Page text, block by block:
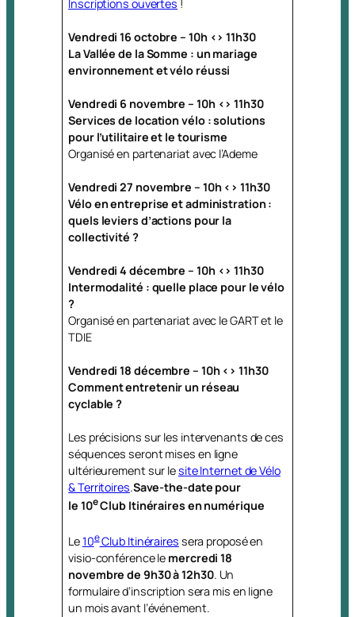
Inscriptions ouvertes !
Vendredi 16 octobre – 10h <> 11h30
La Vallée de la Somme : un mariage
environnement et vélo réussi
Vendredi 6 novembre – 10h <> 11h30
Services de location vélo : solutions
pour l’utilitaire et le tourisme
Organisé en partenariat avec l’Ademe
Vendredi 27 novembre – 10h <> 11h30
Vélo en entreprise et administration :
quels leviers d’actions pour la
collectivité ?
Vendredi 4 décembre – 10h <> 11h30
Intermodalité : quelle place pour le vélo
?
Organisé en partenariat avec le GART et le
TDIE
Vendredi 18 décembre – 10h <> 11h30
Comment entretenir un réseau
cyclable ?
Les précisions sur les intervenants de ces
séquences seront mises en ligne
ultérieurement sur lesite Internet de Vélo
& Territoires.Save-the-date pour
le 10eClub Itinéraires en numérique
Le10eClub Itinéraires sera proposé en
visio-conférence le mercredi 18
novembre de 9h30 à 12h30. Un
formulaire d’inscription sera mis en ligne
un mois avant l’événement.